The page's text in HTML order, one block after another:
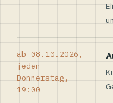
ab 08.10.2026,
jeden
Donnerstag,
19:00